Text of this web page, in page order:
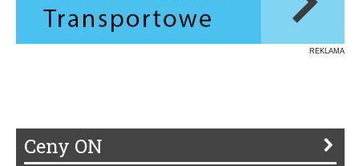
REKLAMA
Ceny ON